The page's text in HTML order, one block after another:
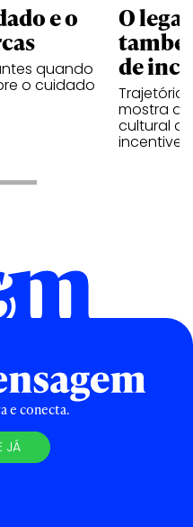
e o
quando
o cuidado
O
de
Trajetória
mostra
cultural
incentive
e conecta.
JÁ